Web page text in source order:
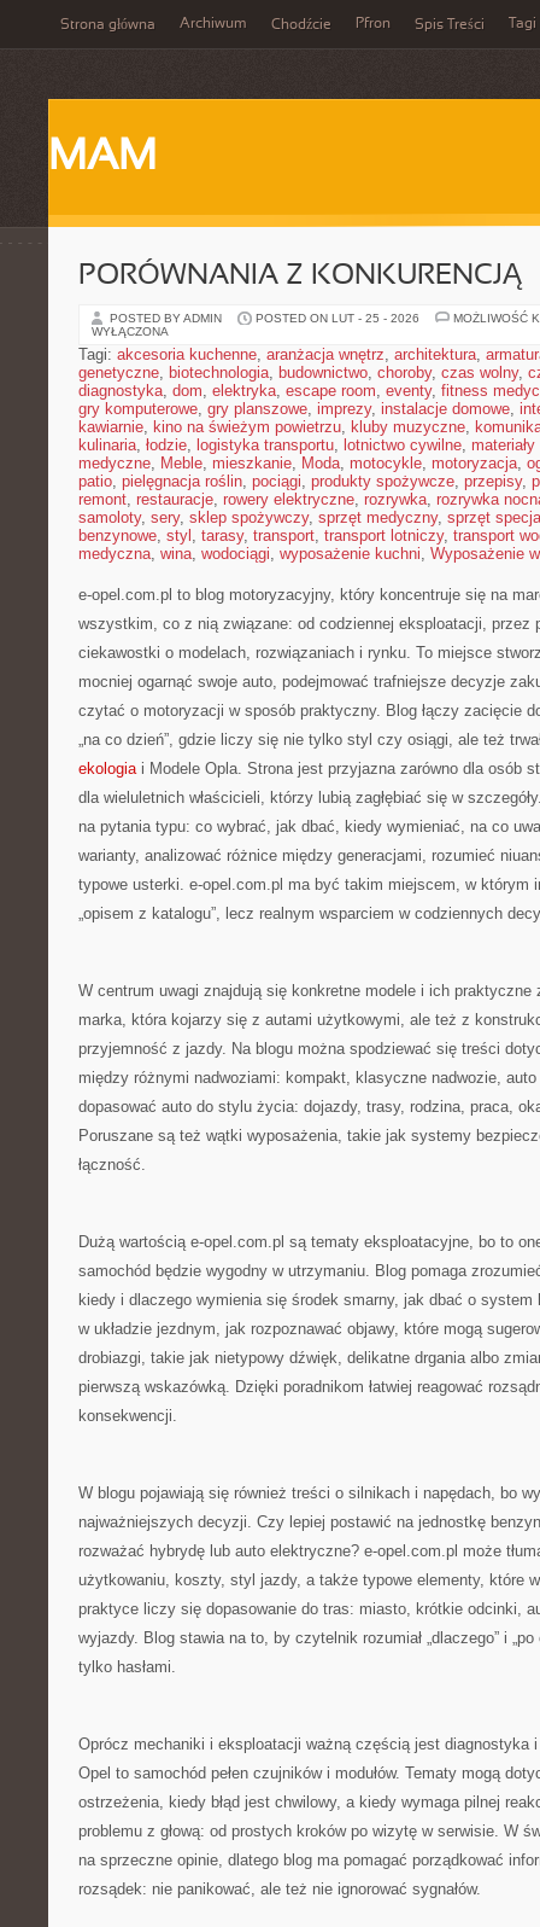
Strona główna Archiwum Chodźcie Pfron Spis Treści Tagi
MAM
PORÓWNANIA Z KONKURENCJĄ
POSTED BY ADMIN POSTED ON LUT - 25 - 2026
MOŻLIWOŚĆ
WYŁĄCZONA
Tagi: akcesoria kuchenne, aranżacja wnętrz, architektura,
genetyczne, biotechnologia, budownictwo, choroby, czas wolny,
diagnostyka, dom, elektryka, escape room, eventy, fitness
gry komputerowe, gry planszowe, imprezy, instalacje domowe,
kawiarnie, kino na świeżym powietrzu, kluby muzyczne,
kulinaria, łodzie, logistyka transportu, lotnictwo cywilne,
medyczne, Meble, mieszkanie, Moda, motocykle, motoryzacja,
patio, pielęgnacja roślin, pociągi, produkty spożywcze, przepisy,
remont, restauracje, rowery elektryczne, rozrywka, rozrywka
samoloty, sery, sklep spożywczy, sprzęt medyczny, sprzęt
benzynowe, styl , tarasy, transport, transport lotniczy, transport
medyczna, wina, wodociągi, wyposażenie kuchni, Wyposażenie
e-opel.com.pl to blog motoryzacyjny, który koncentruje się na
wszystkim, co z nią związane: od codziennej eksploatacji, przez
ciekawostki o modelach, rozwiązaniach i rynku. To miejsce
mocniej ogarnąć swoje auto, podejmować trafniejsze decyzje
czytać o motoryzacji w sposób praktyczny. Blog łączy zacięcie
„na co dzień”, gdzie liczy się nie tylko styl czy osiągi, ale też
ekologiai Modele Opla. Strona jest przyjazna zarówno dla osób
dla wieluletnich właścicieli, którzy lubią zagłębiać się w
na pytania typu: co wybrać, jak dbać, kiedy wymieniać, na co
warianty, analizować różnice między generacjami, rozumieć
typowe usterki. e-opel.com.pl ma być takim miejscem, w którym
„opisem z katalogu”, lecz realnym wsparciem w codziennych
W centrum uwagi znajdują się konkretne modele i ich praktyczne
marka, która kojarzy się z autami użytkowymi, ale też z
przyjemność z jazdy. Na blogu można spodziewać się treści
między różnymi nadwoziami: kompakt, klasyczne nadwozie,
dopasować auto do stylu życia: dojazdy, trasy, rodzina, praca,
Poruszane są też wątki wyposażenia, takie jak systemy
łączność.
Dużą wartością e-opel.com.pl są tematy eksploatacyjne, bo to
samochód będzie wygodny w utrzymaniu. Blog pomaga
kiedy i dlaczego wymienia się środek smarny, jak dbać o system
w układzie jezdnym, jak rozpoznawać objawy, które mogą
drobiazgi, takie jak nietypowy dźwięk, delikatne drgania albo
pierwszą wskazówką. Dzięki poradnikom łatwiej reagować
konsekwencji.
W blogu pojawiają się również treści o silnikach i napędach, bo
najważniejszych decyzji. Czy lepiej postawić na jednostkę
rozważać hybrydę lub auto elektryczne? e-opel.com.pl może
użytkowaniu, koszty, styl jazdy, a także typowe elementy, które
praktyce liczy się dopasowanie do tras: miasto, krótkie odcinki,
wyjazdy. Blog stawia na to, by czytelnik rozumiał „dlaczego” i
tylko hasłami.
Oprócz mechaniki i eksploatacji ważną częścią jest diagnostyka
Opel to samochód pełen czujników i modułów. Tematy mogą
ostrzeżenia, kiedy błąd jest chwilowy, a kiedy wymaga pilnej
problemu z głową: od prostych kroków po wizytę w serwisie. W
na sprzeczne opinie, dlatego blog ma pomagać porządkować
rozsądek: nie panikować, ale też nie ignorować sygnałów.